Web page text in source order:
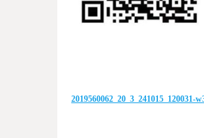
2019560062_20_3_241015_120031-